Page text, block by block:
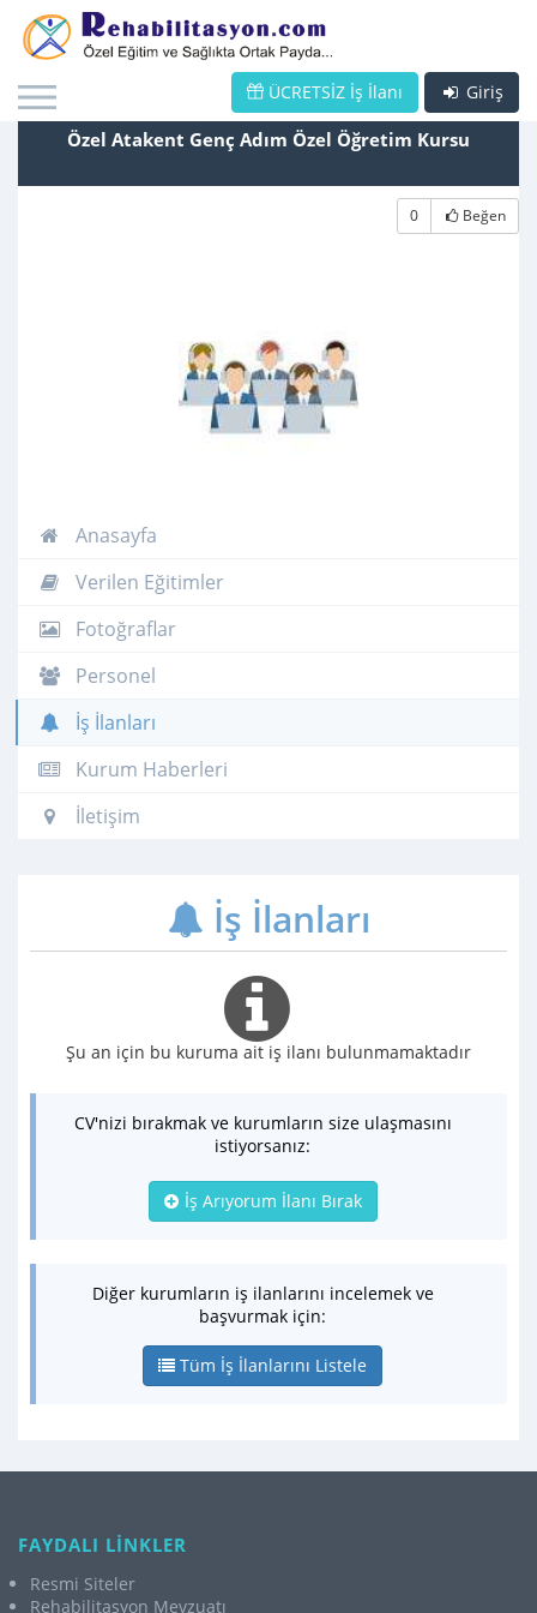
Giriş
ÜCRETSİZ İş İlanı
Özel Atakent Genç Adım Özel Öğretim Kursu
0 Beğen
Anasayfa
Verilen Eğitimler
Fotoğraflar
Personel
İş İlanları
Kurum Haberleri
İletişim
İş İlanları
Şu an için bu kuruma ait iş ilanı bulunmamaktadır
CV'nizi bırakmak ve kurumların size ulaşmasını
istiyorsanız:
İş Arıyorum İlanı Bırak
Diğer kurumların iş ilanlarını incelemek ve
başvurmak için:
Tüm İş İlanlarını Listele
FAYDALI LİNKLER
Resmi Siteler
Rehabilitasyon Mevzuatı